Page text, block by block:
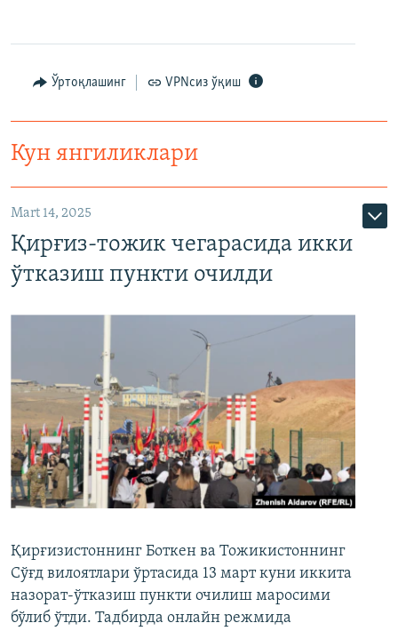
Ўртоқлашинг VPNсиз ўқиш
Кун янгиликлари
Mart 14, 2025
Қирғиз-тожик чегарасида икки
ўтказиш пункти очилди
Қирғизистоннинг Боткен ва Тожикистоннинг
Сўғд вилоятлари ўртасида 13 март куни иккита
назорат-ўтказиш пункти очилиш маросими
бўлиб ўтди. Тадбирда онлайн режмида